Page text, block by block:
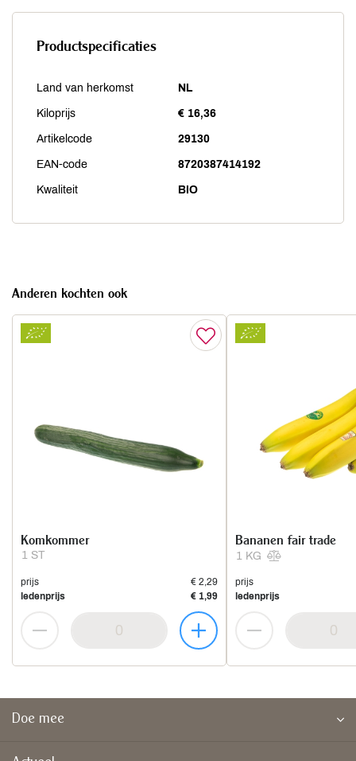
Productspecificaties
Land van herkomst NL
Kiloprijs € 16,36
Artikelcode 29130
EAN-code 8720387414192
Kwaliteit BIO
Anderen kochten ook
1 ST
Komkommer
prijs
€ 2,29
ledenprijs
€ 1,99
1 KG
Bananen fair trade
prijs
ledenprijs
Doe mee